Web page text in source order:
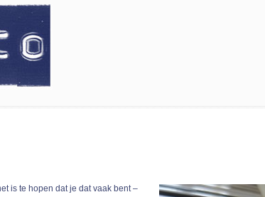
is te hopen dat je dat vaak bent –